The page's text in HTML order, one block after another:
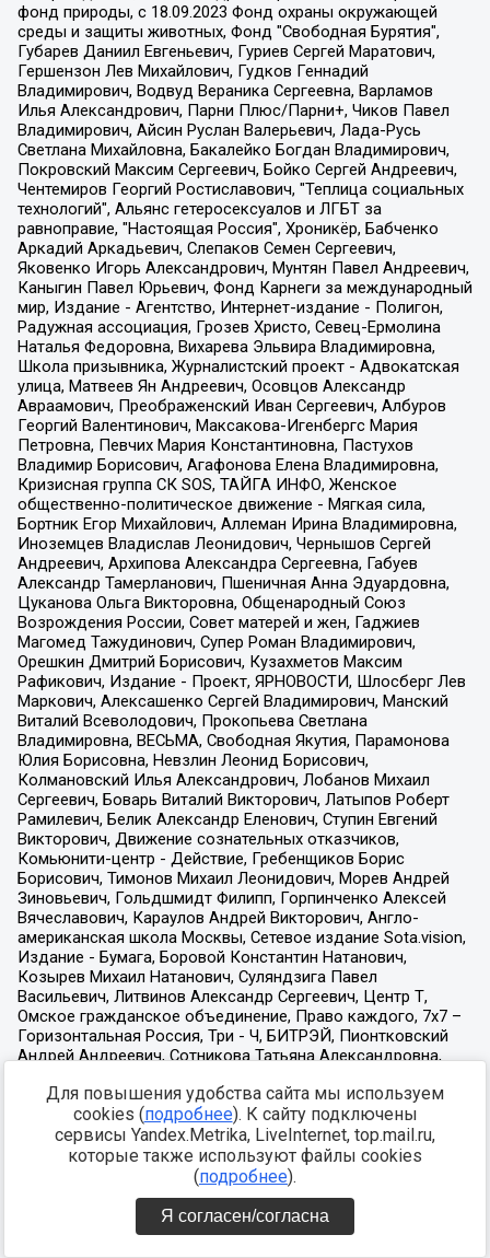
Для повышения удобства сайта мы используем
cookies (подробнее). К сайту подключены
сервисы Yandex.Metrika, LiveInternet, top.mail.ru,
которые также используют файлы cookies
(подробнее).
Я согласен/согласна